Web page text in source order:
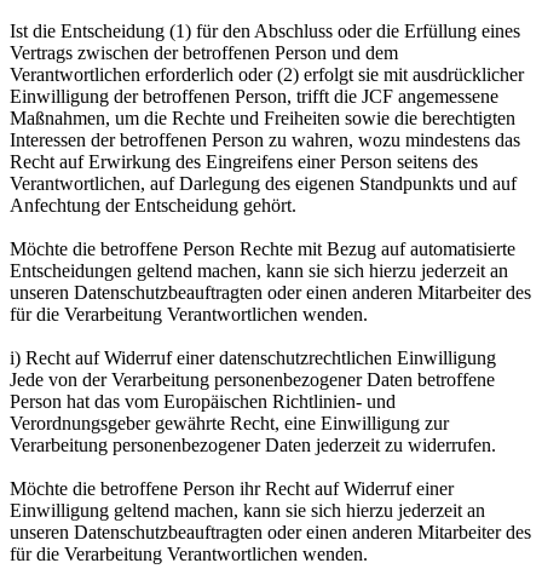
Ist die Entscheidung (1) für den Abschluss oder die Erfüllung eines
Vertrags zwischen der betroffenen Person und dem
Verantwortlichen erforderlich oder (2) erfolgt sie mit ausdrücklicher
Einwilligung der betroffenen Person, trifft die JCF angemessene
Maßnahmen, um die Rechte und Freiheiten sowie die berechtigten
Interessen der betroffenen Person zu wahren, wozu mindestens das
Recht auf Erwirkung des Eingreifens einer Person seitens des
Verantwortlichen, auf Darlegung des eigenen Standpunkts und auf
Anfechtung der Entscheidung gehört.
Möchte die betroffene Person Rechte mit Bezug auf automatisierte
Entscheidungen geltend machen, kann sie sich hierzu jederzeit an
unseren Datenschutzbeauftragten oder einen anderen Mitarbeiter des
für die Verarbeitung Verantwortlichen wenden.
i) Recht auf Widerruf einer datenschutzrechtlichen Einwilligung
Jede von der Verarbeitung personenbezogener Daten betroffene
Person hat das vom Europäischen Richtlinien- und
Verordnungsgeber gewährte Recht, eine Einwilligung zur
Verarbeitung personenbezogener Daten jederzeit zu widerrufen.
Möchte die betroffene Person ihr Recht auf Widerruf einer
Einwilligung geltend machen, kann sie sich hierzu jederzeit an
unseren Datenschutzbeauftragten oder einen anderen Mitarbeiter des
für die Verarbeitung Verantwortlichen wenden.